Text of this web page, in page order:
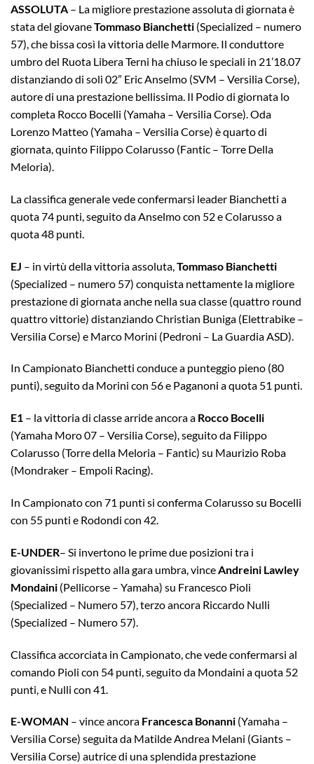
ASSOLUTA – La migliore prestazione assoluta di giornata è
stata del giovaneTommaso Bianchetti (Specialized – numero
57), che bissa così la vittoria delle Marmore. Il conduttore
umbro del Ruota Libera Terni ha chiuso le speciali in 21’18.07
distanziando di soli 02” Eric Anselmo (SVM – Versilia Corse),
autore di una prestazione bellissima. Il Podio di giornata lo
completa Rocco Bocelli (Yamaha – Versilia Corse). Oda
Lorenzo Matteo (Yamaha – Versilia Corse) è quarto di
giornata, quinto Filippo Colarusso (Fantic – Torre Della
Meloria).
La classifica generale vede confermarsi leader Bianchetti a
quota 74 punti, seguito da Anselmo con 52 e Colarusso a
quota 48 punti.
EJ – in virtù della vittoria assoluta, Tommaso Bianchetti
(Specialized – numero 57) conquista nettamente la migliore
prestazione di giornata anche nella sua classe (quattro round
quattro vittorie) distanziando Christian Buniga (Elettrabike –
Versilia Corse) e Marco Morini (Pedroni – La Guardia ASD).
In Campionato Bianchetti conduce a punteggio pieno (80
punti), seguito da Morini con 56 e Paganoni a quota 51 punti.
E1 – la vittoria di classe arride ancora a Rocco Bocelli
(Yamaha Moro 07 – Versilia Corse), seguito da Filippo
Colarusso (Torre della Meloria – Fantic) su Maurizio Roba
(Mondraker – Empoli Racing).
In Campionato con 71 punti si conferma Colarusso su Bocelli
con 55 punti e Rodondi con 42.
E-UNDER– Si invertono le prime due posizioni tra i
giovanissimi rispetto alla gara umbra, vinceAndreini Lawley
Mondaini (Pellicorse – Yamaha) su Francesco Pioli
(Specialized – Numero 57), terzo ancora Riccardo Nulli
(Specialized – Numero 57).
Classifica accorciata in Campionato, che vede confermarsi al
comando Pioli con 54 punti, seguito da Mondaini a quota 52
punti, e Nulli con 41.
E-WOMAN – vince ancora Francesca Bonanni (Yamaha –
Versilia Corse) seguita da Matilde Andrea Melani (Giants –
Versilia Corse) autrice di una splendida prestazione